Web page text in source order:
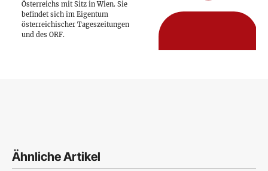
Österreichs mit Sitz in Wien. Sie
befindet sich im Eigentum
österreichischer Tageszeitungen
und des ORF.
Ähnliche Artikel